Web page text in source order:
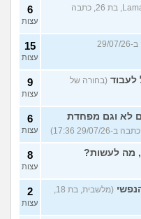
(Lamali, בת 26, כתבה
6
עצות
(אנונימית, בת 25, כתבה ב-29/07/26
15
עצות
(בחורה של
9
עצות
לא וגם מפחדת
6
עצות
מה לעשות? 8
עצות
2
עצות